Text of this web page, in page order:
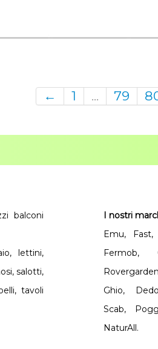
← 1 ... 79
balconi
lettini,
salotti,
tavoli
I nostri
Emu, Fast,
Fermob,
Ghio,
Scab,
NaturAll.